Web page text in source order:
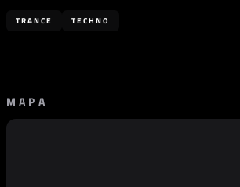
TRANCE TECHNO
MAPA